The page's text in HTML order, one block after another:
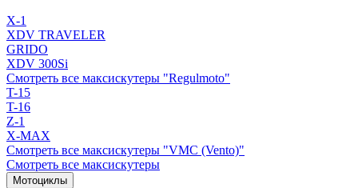
X-1
XDV TRAVELER
GRIDO
XDV 300Si
Смотреть все максискутеры "Regulmoto"
T-15
T-16
Z-1
X-MAX
Смотреть все максискутеры "VMC (Vento)"
Смотреть все максискутеры
Мотоциклы